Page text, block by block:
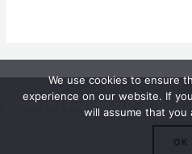
Bucurestiul Evanghelic © 2010 -
We use cookies to ensure
experience on our website. If
will assume that you
OK